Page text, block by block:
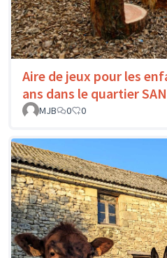
Aire de jeux pour les
ans dans le quartier
MJB
0 0